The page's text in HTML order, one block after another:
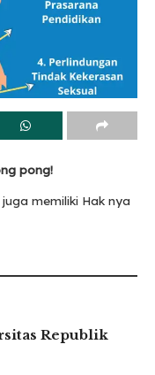
pong!
memiliki Hak nya
Republik